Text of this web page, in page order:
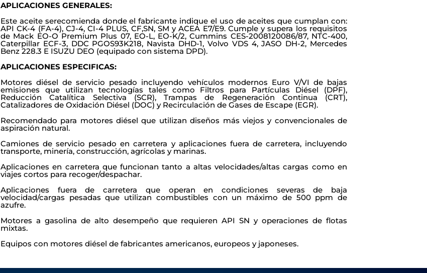
APLICACIONES GENERALES:
Este aceite serecomienda donde el fabricante indique el uso de aceites que cumplan con:
API CK-4 (FA-4), CJ-4, CI-4 PLUS, CF,SN, SM y ACEA E7/E9. Cumple y supera los requisitos
de Mack EO-O Premium Plus 07, EO-L, EO-K/2, Cummins CES-2008120086/87, NTC-400,
Caterpillar ECF-3, DDC PGOS93K218, Navista DHD-1, Volvo VDS 4, JASO DH-2, Mercedes
Benz 228.3 E ISUZU DEO (equipado con sistema DPD).
APLICACIONES ESPECIFICAS:
Motores diésel de servicio pesado incluyendo vehículos modernos Euro V/VI de bajas
emisiones que utilizan tecnologías tales como Filtros para Partículas Diésel (DPF),
Reducción Catalítica Selectiva (SCR), Trampas de Regeneración Continua (CRT),
Catalizadores de Oxidación Diésel (DOC) y Recirculación de Gases de Escape (EGR).
Recomendado para motores diésel que utilizan diseños más viejos y convencionales de
aspiración natural.
Camiones de servicio pesado en carretera y aplicaciones fuera de carretera, incluyendo
transporte, minería, construcción, agrícolas y marinas.
Aplicaciones en carretera que funcionan tanto a altas velocidades/altas cargas como en
viajes cortos para recoger/despachar.
Aplicaciones fuera de carretera que operan en condiciones severas de baja
velocidad/cargas pesadas que utilizan combustibles con un máximo de 500 ppm de
azufre.
Motores a gasolina de alto desempeño que requieren API SN y operaciones de flotas
mixtas.
Equipos con motores diésel de fabricantes americanos, europeos y japoneses.